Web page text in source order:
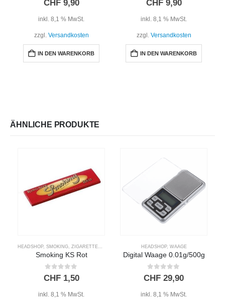
CHF9,90
inkl. 8,1 % MwSt.
zzgl. Versandkosten
IN DEN WARENKORB
CHF9,90
inkl. 8,1 % MwSt.
zzgl. Versandkosten
IN DEN WARENKORB
ÄHNLICHE PRODUKTE
HEADSHOP, SMOKING, ZIGARETTENPAPIER
Smoking KS Rot
0out of 5
CHF1,50
inkl. 8,1 % MwSt.
HEADSHOP, WAAGE
Digital Waage 0.01g/500g
0out of 5
CHF 29,90
inkl. 8,1 % MwSt.